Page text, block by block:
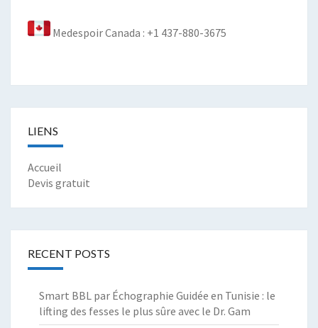
Medespoir Canada : +1 437-880-3675
LIENS
Accueil
Devis gratuit
RECENT POSTS
Smart BBL par Échographie Guidée en Tunisie : le
lifting des fesses le plus sûre avec le Dr. Gam